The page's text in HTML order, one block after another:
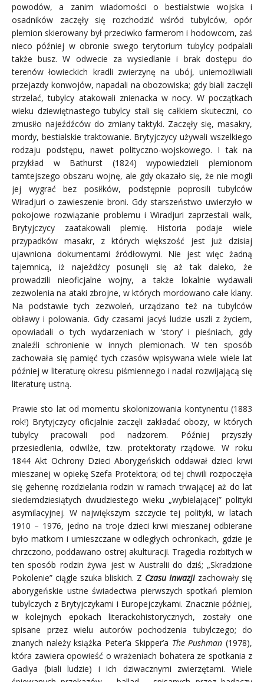
powodów, a zanim wiadomości o bestialstwie wojska i
osadników zaczęły się rozchodzić wśród tubylców, opór
plemion skierowany był przeciwko farmerom i hodowcom, zaś
nieco później w obronie swego terytorium tubylcy podpalali
także busz. W odwecie za wysiedlanie i brak dostępu do
terenów łowieckich kradli zwierzynę na ubój, uniemożliwiali
przejazdy konwojów, napadali na obozowiska; gdy biali zaczęli
strzelać, tubylcy atakowali znienacka w nocy. W początkach
wieku dziewiętnastego tubylcy stali się całkiem skuteczni, co
zmusiło najeźdźców do zmiany taktyki. Zaczęły się, masakry,
mordy, bestialskie traktowanie. Brytyjczycy używali wszelkiego
rodzaju podstępu, nawet polityczno-wojskowego. I tak na
przykład w Bathurst (1824) wypowiedzieli plemionom
tamtejszego obszaru wojnę, ale gdy okazało się, że nie mogli
jej wygrać bez posiłków, podstępnie poprosili tubylców
Wiradjuri o zawieszenie broni. Gdy starszeństwo uwierzyło w
pokojowe rozwiązanie problemu i Wiradjuri zaprzestali walk,
Brytyjczycy zaatakowali plemię. Historia podaje wiele
przypadków masakr, z których większość jest już dzisiaj
ujawniona dokumentami źródłowymi. Nie jest więc żadną
tajemnicą, iż najeźdźcy posunęli się aż tak daleko, że
prowadzili nieoficjalne wojny, a także lokalnie wydawali
zezwolenia na ataki zbrojne, w których mordowano całe klany.
Na podstawie tych zezwoleń, urządzano też na tubylców
obławy i polowania. Gdy czasami jacyś ludzie uszli z życiem,
opowiadali o tych wydarzeniach w ‘story’ i pieśniach, gdy
znaleźli schronienie w innych plemionach. W ten sposób
zachowała się pamięć tych czasów wpisywana wiele wiele lat
później w literaturę okresu piśmiennego i nadal rozwijającą się
literaturę ustną.
Prawie sto lat od momentu skolonizowania kontynentu (1883
rok!) Brytyjczycy oficjalnie zaczęli zakładać obozy, w których
tubylcy pracowali pod nadzorem. Później przyszły
przesiedlenia, odwilże, tzw. protektoraty rządowe. W roku
1844 Akt Ochrony Dzieci Aborygeńskich oddawał dzieci krwi
mieszanej w opiekę Szefa Protektora; od tej chwili rozpoczęła
się gehennę rozdzielania rodzin w ramach trwającej aż do lat
siedemdziesiątych dwudziestego wieku „wybielającej” polityki
asymilacyjnej. W największym szczycie tej polityki, w latach
1910 – 1976, jedno na troje dzieci krwi mieszanej odbierane
było matkom i umieszczane w odległych ochronkach, gdzie je
chrzczono, poddawano ostrej akulturacji. Tragedia rozbitych w
ten sposób rodzin żywa jest w Australii do dziś; „Skradzione
Pokolenie” ciągle szuka bliskich. Z Czasu Inwazji zachowały się
aborygeńskie ustne świadectwa pierwszych spotkań plemion
tubylczych z Brytyjczykami i Europejczykami. Znacznie później,
w kolejnych epokach literackohistorycznych, zostały one
spisane przez wielu autorów pochodzenia tubylczego; do
znanych należy książka Peter’a Skipper’a The Pushman(1978),
która zawiera opowieść o wrażeniach bohatera ze spotkania z
Gadiya (biali ludzie) i ich dziwacznymi zwierzętami. Wiele